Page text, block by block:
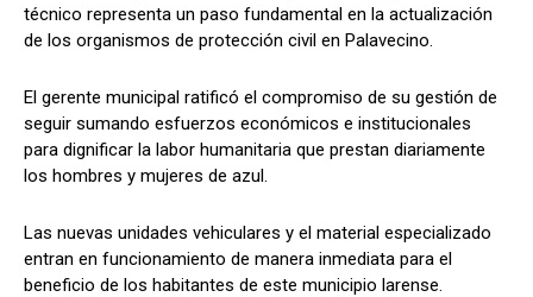
técnico representa un paso fundamental en la actualización
de los organismos de protección civil en Palavecino.
El gerente municipal ratificó el compromiso de su gestión de
seguir sumando esfuerzos económicos e institucionales
para dignificar la labor humanitaria que prestan diariamente
los hombres y mujeres de azul.
Las nuevas unidades vehiculares y el material especializado
entran en funcionamiento de manera inmediata para el
beneficio de los habitantes de este municipio larense.